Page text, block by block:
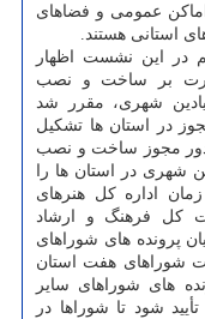
عمومی و فضاهای
استانی هستند.
در این نشست اظهار
بر ساخت و نصب
شهری، مقرر شد
در استان ها تشکیل
مجوز ساخت و نصب
شهری در استان ها را
اداره کل هنرهای
کل فرهنگ و ارشاد
پرونده های شوراهای
شوراهای هفت استان
های شوراهای سایر
شود تا شوراها در